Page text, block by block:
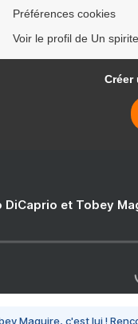
Préférences cookies
Voir le profil de Un
Créer
DiCaprio et Tobey
Maguire, c'est lui !